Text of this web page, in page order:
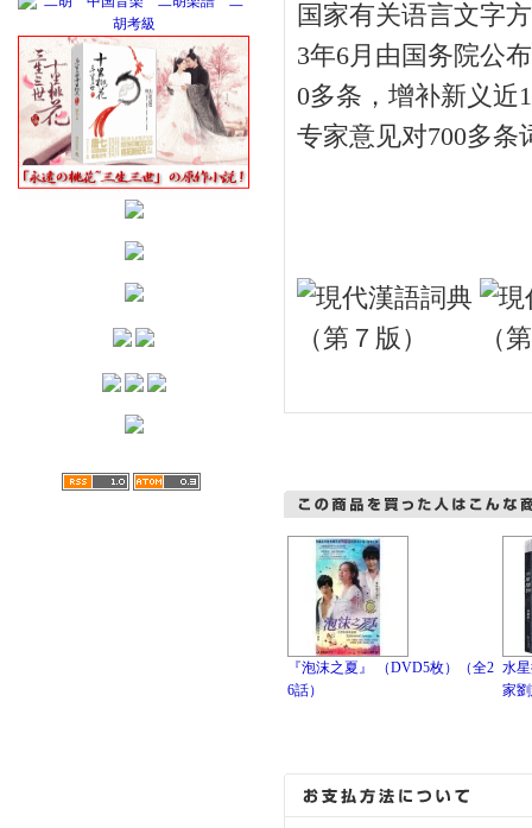
国家有关语言文字
3年6月由国务院公
0多条，增补新义近
专家意见对700多条
『泡沫之夏』 （DVD5枚）（全2
6話）
水
家